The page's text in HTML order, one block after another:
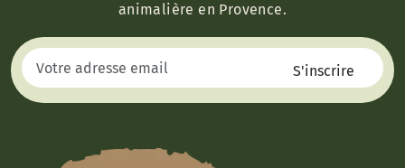
animalière en Provence.